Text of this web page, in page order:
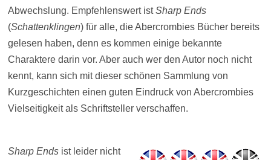
Abwechslung. Empfehlenswert istSharp Ends
(Schattenklingen) für alle, die Abercrombies Bücher bereits
gelesen haben, denn es kommen einige bekannte
Charaktere darin vor. Aber auch wer den Autor noch nicht
kennt, kann sich mit dieser schönen Sammlung von
Kurzgeschichten einen guten Eindruck von Abercrombies
Vielseitigkeit als Schriftsteller verschaffen.
Sharp Endsist leider nicht